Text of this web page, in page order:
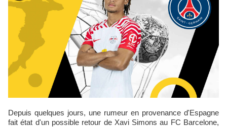
Depuis quelques jours, une rumeur en provenance d'Espagne
fait état d'un possible retour de Xavi Simons au FC Barcelone,